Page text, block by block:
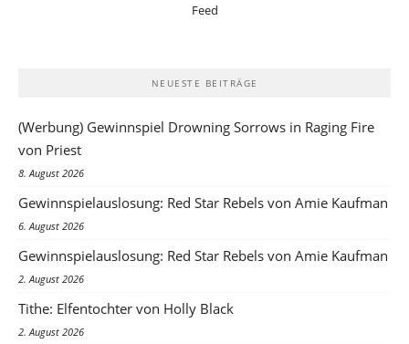
NEUESTE BEITRÄGE
(Werbung) Gewinnspiel Drowning Sorrows in Raging Fire
von Priest
8. August 2026
Gewinnspielauslosung: Red Star Rebels von Amie Kaufman
6. August 2026
Gewinnspielauslosung: Red Star Rebels von Amie Kaufman
2. August 2026
Tithe: Elfentochter von Holly Black
2. August 2026